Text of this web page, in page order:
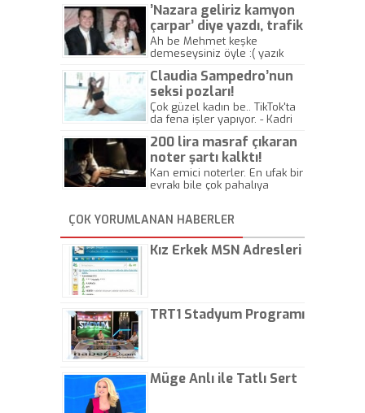
’Nazara geliriz kamyon
çarpar’ diye yazdı, trafik
kazasında öldü!
Ah be Mehmet keşke
demeseysiniz öyle :( yazık
Claudia Sampedro’nun
seksi pozları!
Çok güzel kadın be.. TikTok'ta
da fena işler yapıyor. - Kadri
200 lira masraf çıkaran
noter şartı kalktı!
Kan emici noterler. En ufak bir
evrakı bile çok pahalıya
kaptırıyorsunuz. - Kayhan
Gezenti
ÇOK YORUMLANAN HABERLER
Kız Erkek MSN Adresleri
TRT1 Stadyum Programı
Müge Anlı ile Tatlı Sert